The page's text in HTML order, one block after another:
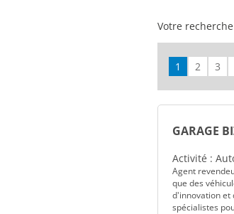
Votre
1 2 3
GARAGE
Activité :
Agent
que des
d'innovation et
spécialistes